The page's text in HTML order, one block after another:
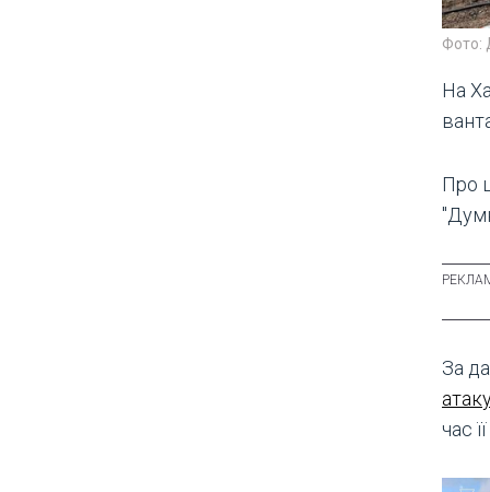
Фото:
На
Про
За
час